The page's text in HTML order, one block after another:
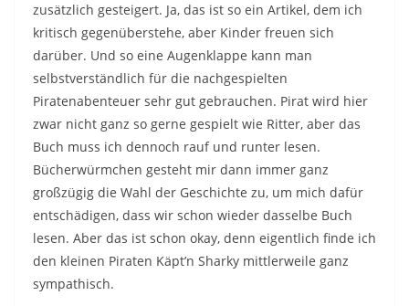
zusätzlich gesteigert. Ja, das ist so ein Artikel, dem ich
kritisch gegenüberstehe, aber Kinder freuen sich
darüber. Und so eine Augenklappe kann man
selbstverständlich für die nachgespielten
Piratenabenteuer sehr gut gebrauchen. Pirat wird hier
zwar nicht ganz so gerne gespielt wie Ritter, aber das
Buch muss ich dennoch rauf und runter lesen.
Bücherwürmchen gesteht mir dann immer ganz
großzügig die Wahl der Geschichte zu, um mich dafür
entschädigen, dass wir schon wieder dasselbe Buch
lesen. Aber das ist schon okay, denn eigentlich finde ich
den kleinen Piraten Käpt’n Sharky mittlerweile ganz
sympathisch.